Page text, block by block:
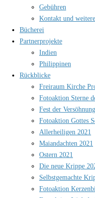
Gebühren
Kontakt und
Bücherei
Partnerprojekte
Indien
Philippinen
Rückblicke
Freiraum Kirche
Fotoaktion Sterne
Fest der
Fotoaktion Gottes
Allerheiligen 2021
Maiandachten 2021
Ostern 2021
Die neue Krippe
Selbstgemachte
Fotoaktion